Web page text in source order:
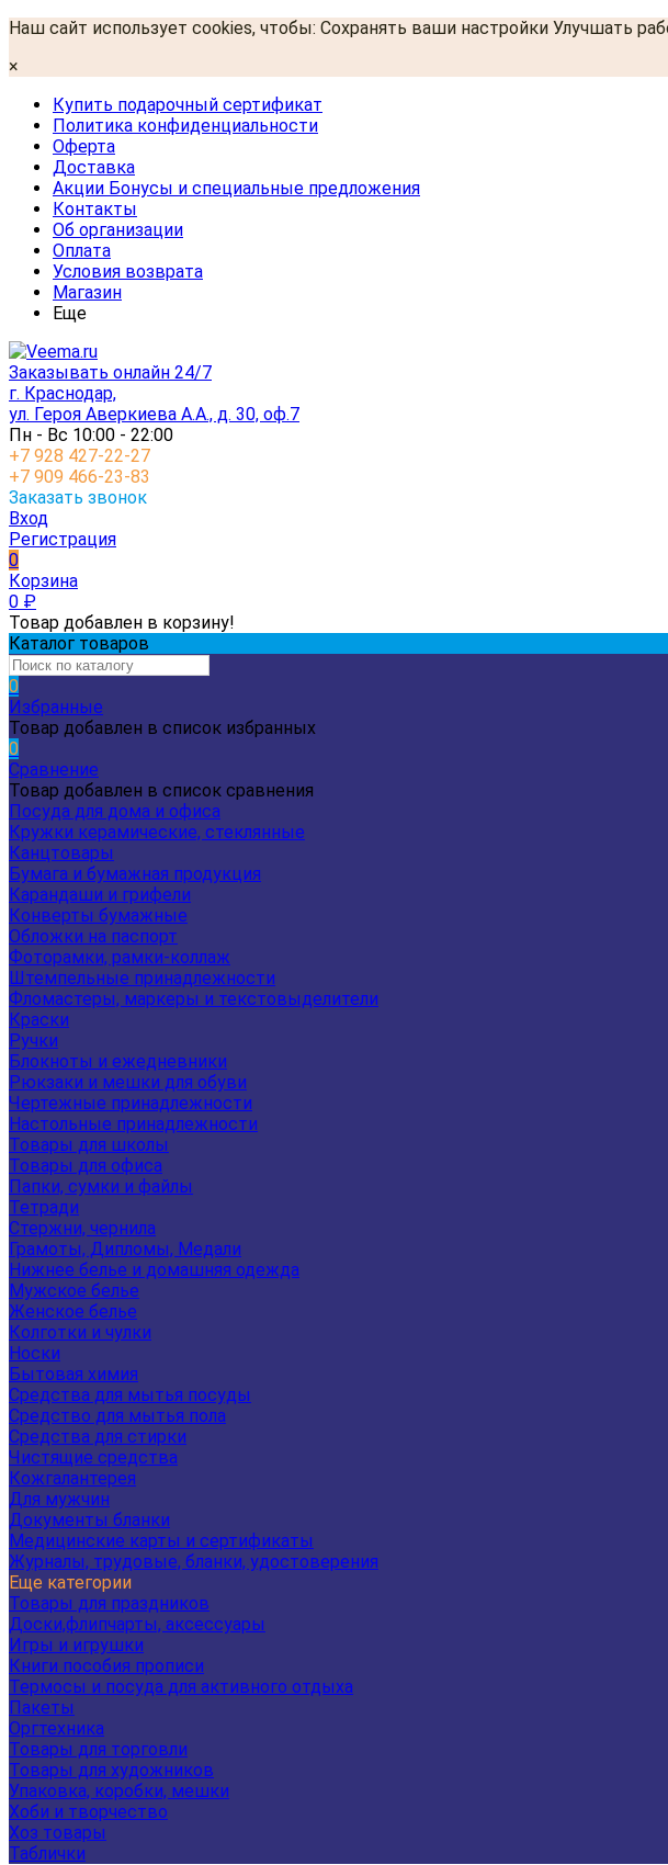
Наш сайт использует cookies, чтобы: Сохранять ваши настройки Улучшать
×
Купить подарочный сертификат
Политика конфиденциальности
Оферта
Доставка
Акции Бонусы и специальные предложения
Контакты
Об организации
Оплата
Условия возврата
Магазин
Еще
Заказывать онлайн 24/7
г. Краснодар,
ул. Героя Аверкиева А.А., д. 30, оф.7
Пн - Вс 10:00 - 22:00
+7 928 427-22-27
+7 909 466-23-83
Заказать звонок
Вход
Регистрация
0
Корзина
0 ₽
Товар добавлен в корзину!
Каталог товаров
0
Избранные
Товар добавлен в список избранных
0
Сравнение
Товар добавлен в список сравнения
Посуда для дома и офиса
Кружки керамические, стеклянные
Канцтовары
Бумага и бумажная продукция
Карандаши и грифели
Конверты бумажные
Обложки на паспорт
Фоторамки, рамки-коллаж
Штемпельные принадлежности
Фломастеры, маркеры и текстовыделители
Краски
Ручки
Блокноты и ежедневники
Рюкзаки и мешки для обуви
Чертежные принадлежности
Настольные принадлежности
Товары для школы
Товары для офиса
Папки, сумки и файлы
Тетради
Стержни, чернила
Грамоты, Дипломы, Медали
Нижнее белье и домашняя одежда
Мужское белье
Женское белье
Колготки и чулки
Носки
Бытовая химия
Средства для мытья посуды
Средство для мытья пола
Средства для стирки
Чистящие средства
Кожгалантерея
Для мужчин
Документы бланки
Медицинские карты и сертификаты
Журналы, трудовые, бланки, удостоверения
Еще категории
Товары для праздников
Доски,флипчарты, аксессуары
Игры и игрушки
Книги пособия прописи
Термосы и посуда для активного отдыха
Пакеты
Оргтехника
Товары для торговли
Товары для художников
Упаковка, коробки, мешки
Хоби и творчество
Хоз товары
Таблички